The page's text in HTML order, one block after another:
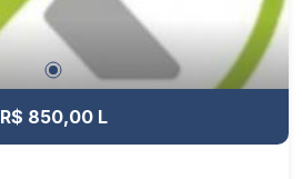
R$ 850,00 L